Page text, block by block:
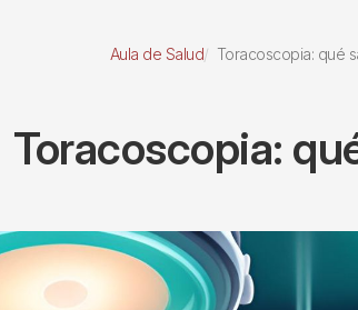
Aula de Salud Toracoscopia: qué
Toracoscopia: